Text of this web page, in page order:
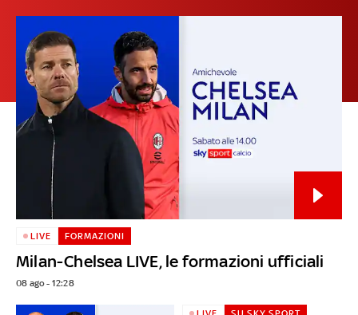
Milan-Chelsea LIVE, le formazioni ufficiali
LIVE FORMAZIONI
08 ago - 12:28